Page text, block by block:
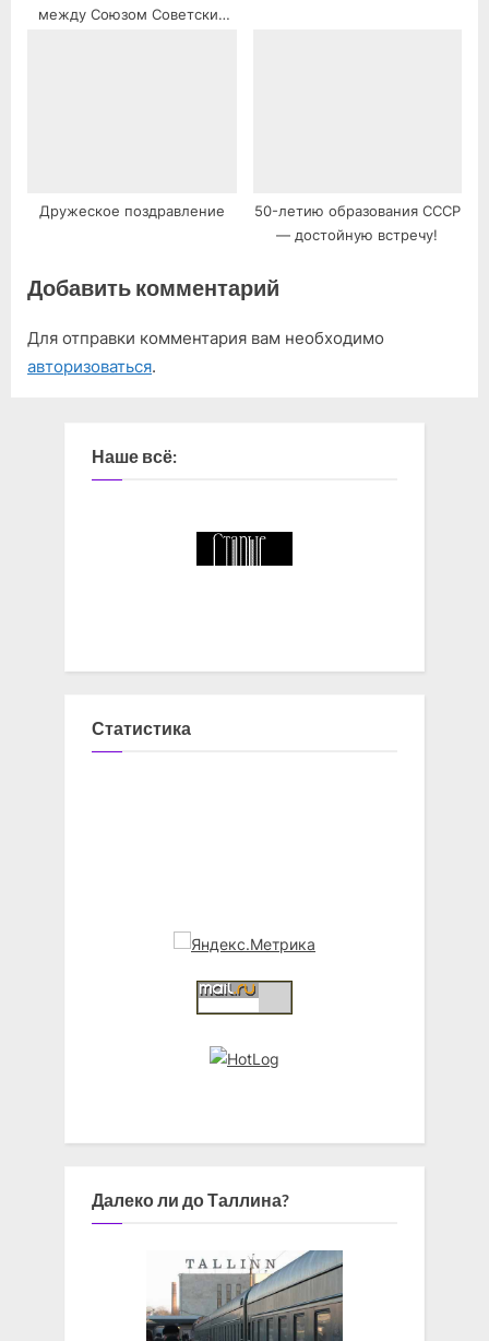
между Союзом Советских
Дружеское поздравление
50-летию образования СССР
— достойную встречу!
Добавить комментарий
Для отправки комментария вам необходимо
авторизоваться.
Наше всё:
Статистика
Далеко ли до Таллина?